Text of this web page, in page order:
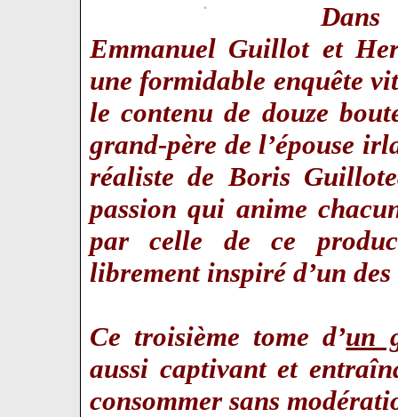
Emmanuel Guillot et
une formidable enquête
le contenu de douze
grand-père de l’épouse
réaliste de Boris
passion qui anime
par celle de ce
librement inspiré d’un des
Ce troisième tome d’un
aussi captivant et
consommer sans